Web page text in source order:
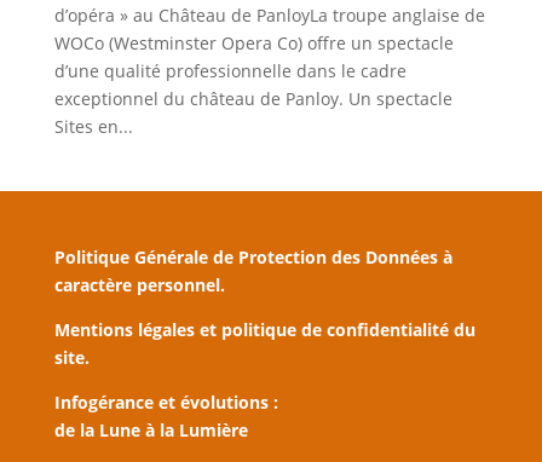
d’opéra » au Château de PanloyLa troupe anglaise de
WOCo (Westminster Opera Co) offre un spectacle
d’une qualité professionnelle dans le cadre
exceptionnel du château de Panloy. Un spectacle
Sites en...
Politique Générale de Protection des Données à
caractère personnel.
Mentions légales et politique de confidentialité du
site.
Infogérance et évolutions :
de la Lune à la Lumière